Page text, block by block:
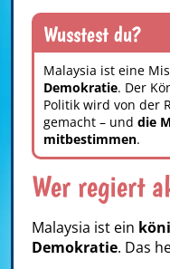
Wusstest du?
Malaysia ist eine
Demokratie. Der
Politik wird von der
gemacht – und die
mitbestimmen.
Wer regiert
Malaysia ist ein
Demokratie. Das